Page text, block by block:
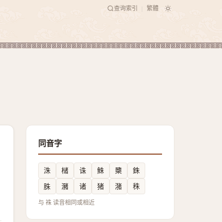
查询索引 繁體
同音字
洙 槠 诛 鮢 櫫
銖
䏭
瀦 诸 猪 潴 秼
与 袾 读音相同或相近